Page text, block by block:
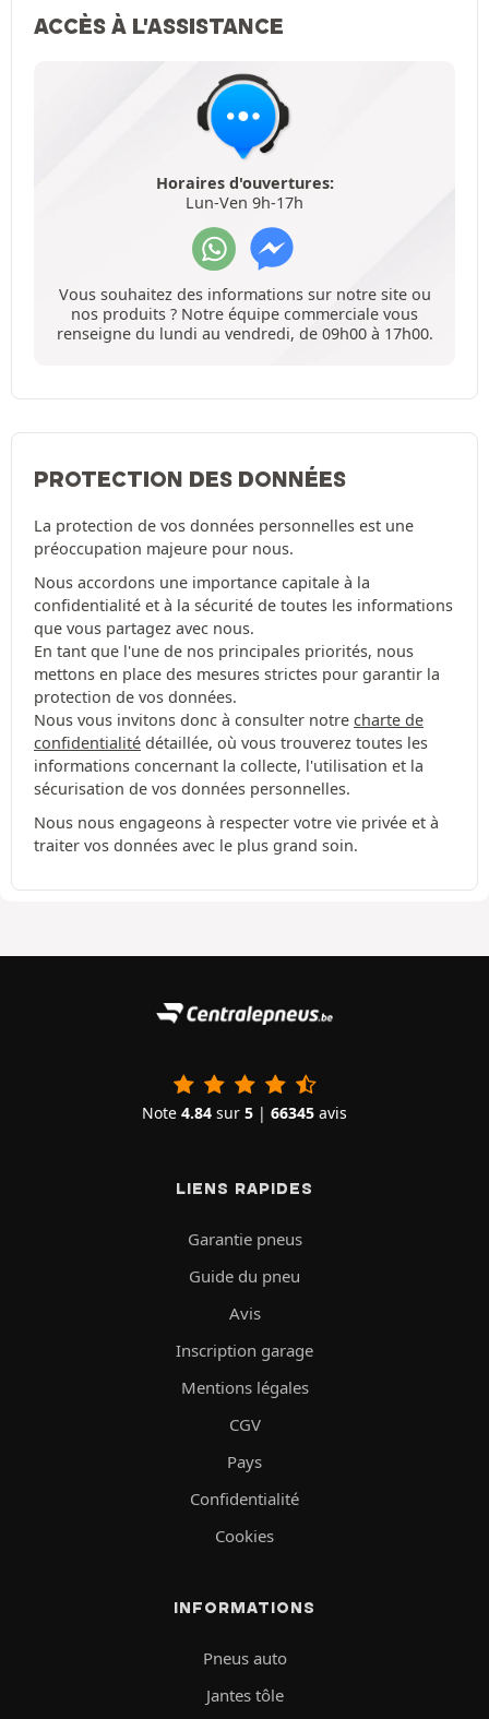
ACCÈS À L'ASSISTANCE
Horaires d'ouvertures:
Lun-Ven 9h-17h
Vous souhaitez des informations sur notre site ou
nos produits ? Notre équipe commerciale vous
renseigne du lundi au vendredi, de 09h00 à 17h00.
PROTECTION DES DONNÉES
La protection de vos données personnelles est une
préoccupation majeure pour nous.
Nous accordons une importance capitale à la
confidentialité et à la sécurité de toutes les informations
que vous partagez avec nous.
En tant que l'une de nos principales priorités, nous
mettons en place des mesures strictes pour garantir la
protection de vos données.
Nous vous invitons donc à consulter notre charte de
confidentialité détaillée, où vous trouverez toutes les
informations concernant la collecte, l'utilisation et la
sécurisation de vos données personnelles.
Nous nous engageons à respecter votre vie privée et à
traiter vos données avec le plus grand soin.
Note 4.84 sur 5 | 66345 avis
LIENS RAPIDES
Garantie pneus
Guide du pneu
Avis
Inscription garage
Mentions légales
CGV
Pays
Confidentialité
Cookies
INFORMATIONS
Pneus auto
Jantes tôle